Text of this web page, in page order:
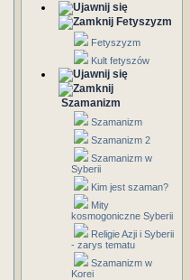
Fetyszyzm
Fetyszyzm
Kult fetyszów
Szamanizm
Szamanizm
Szamanizm 2
Szamanizm w
Syberii
Kim jest szaman?
Mity
kosmogoniczne Syberii
Religie Azji i Syberii
- zarys tematu
Szamanizm w
Korei